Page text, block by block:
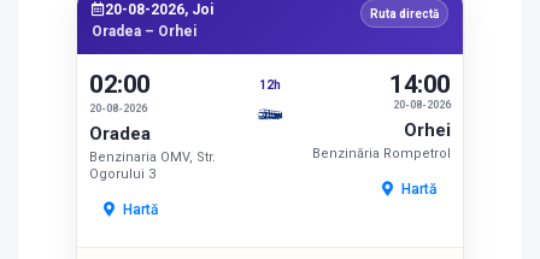
20-08-2026, Joi
Oradea – Orhei
Ruta directă
02:00
20-08-2026
Oradea
Benzinaria OMV, Str.
Ogorului 3
Hartă
12h
20-08-2026
14:00
Orhei
Benzinăria Rompetrol
Hartă